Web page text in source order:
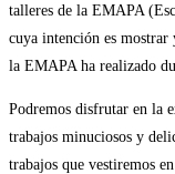
talleres de la EMAPA
cuya intención es
la EMAPA ha realizado
Podremos disfrutar en la
trabajos minuciosos y
trabajos que vestiremos